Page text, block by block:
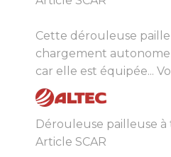
Cette dérouleuse
chargement autonome
car elle est équipée...
Dérouleuse pailleuse
Article SCAR